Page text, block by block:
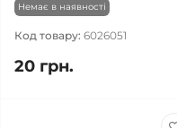
Немає в наявності
Код товару: 6026051
20 грн.